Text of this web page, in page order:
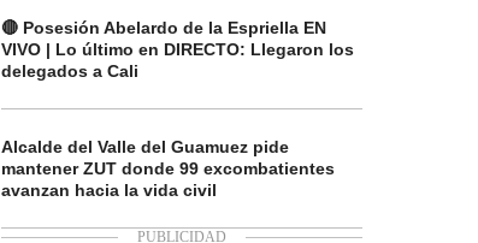
🔴 Posesión Abelardo de la Espriella EN
VIVO | Lo último en DIRECTO: Llegaron los
delegados a Cali
Alcalde del Valle del Guamuez pide
mantener ZUT donde 99 excombatientes
avanzan hacia la vida civil